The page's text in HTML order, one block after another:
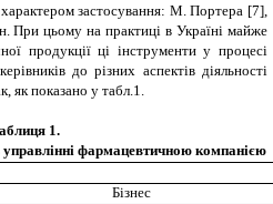
застосування: М. Портера [7],
При цьому на практиці в Україні майже
продукції ці інструменти у процесі
до різних аспектів діяльності
як показано у табл.1.
1.
управлінні фармацевтичною компанією
Бізнес